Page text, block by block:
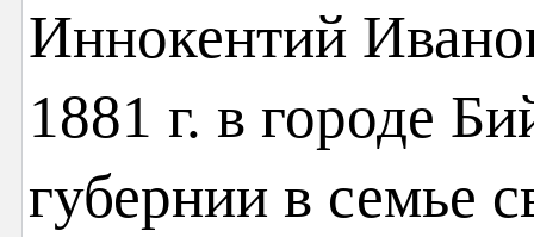
Иннокентий
1881 г. в городе
губернии в семье